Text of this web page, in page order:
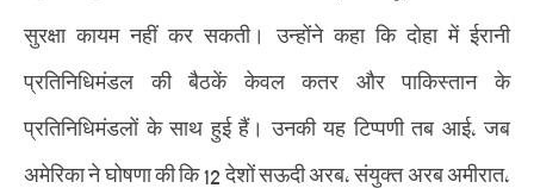
सुरक्षा कायम नहीं कर सकती। उन्होंने कहा कि दोहा में ईरानी
प्रतिनिधिमंडल की बैठकें केवल कतर और पाकिस्तान के
प्रतिनिधिमंडलों के साथ हुई हैं। उनकी यह टिप्पणी तब आई, जब
अमेरिका ने घोषणा की कि 12 देशों सऊदी अरब, संयुक्त अरब अमीरात,